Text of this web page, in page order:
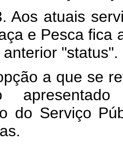
Aos atuais
e Pesca fica
"status".
a que se
do Serviço